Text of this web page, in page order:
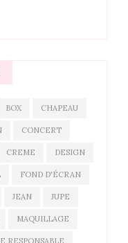
BOX CHAPEAU
CONCERT
CREME DESIGN
FOND D'ÉCRAN
JEAN JUPE
MAQUILLAGE
RESPONSABLE